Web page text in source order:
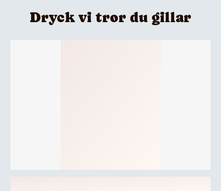
Dryck vi tror du gillar